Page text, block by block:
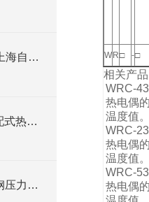
CYW-152B不锈钢差压表上海自动化仪表四厂白云牌 技术参数指标
WRE2-120无固定双支装配式热电偶
钢铁之心，精准测压不锈钢压力表Y-100BF的多维度解析
W R□ -□
相关产品
WRC-
热电偶
温度值
WRC-
热电偶
温度值
WRC-
热电偶